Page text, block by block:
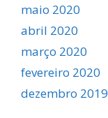
maio 2020
abril 2020
março 2020
fevereiro 2020
dezembro 2019